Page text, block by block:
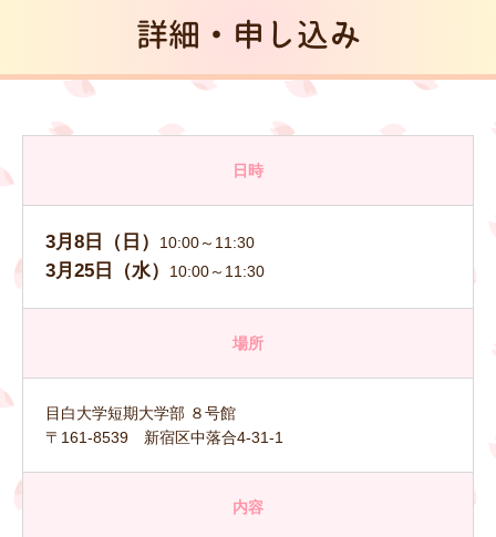
詳細・申し込み
日時
3月8日（日） 10:00～11:30
3月25日（水） 10:00～11:30
場所
目白大学短期大学部 ８号館
〒161-8539 新宿区中落合4-31-1
内容